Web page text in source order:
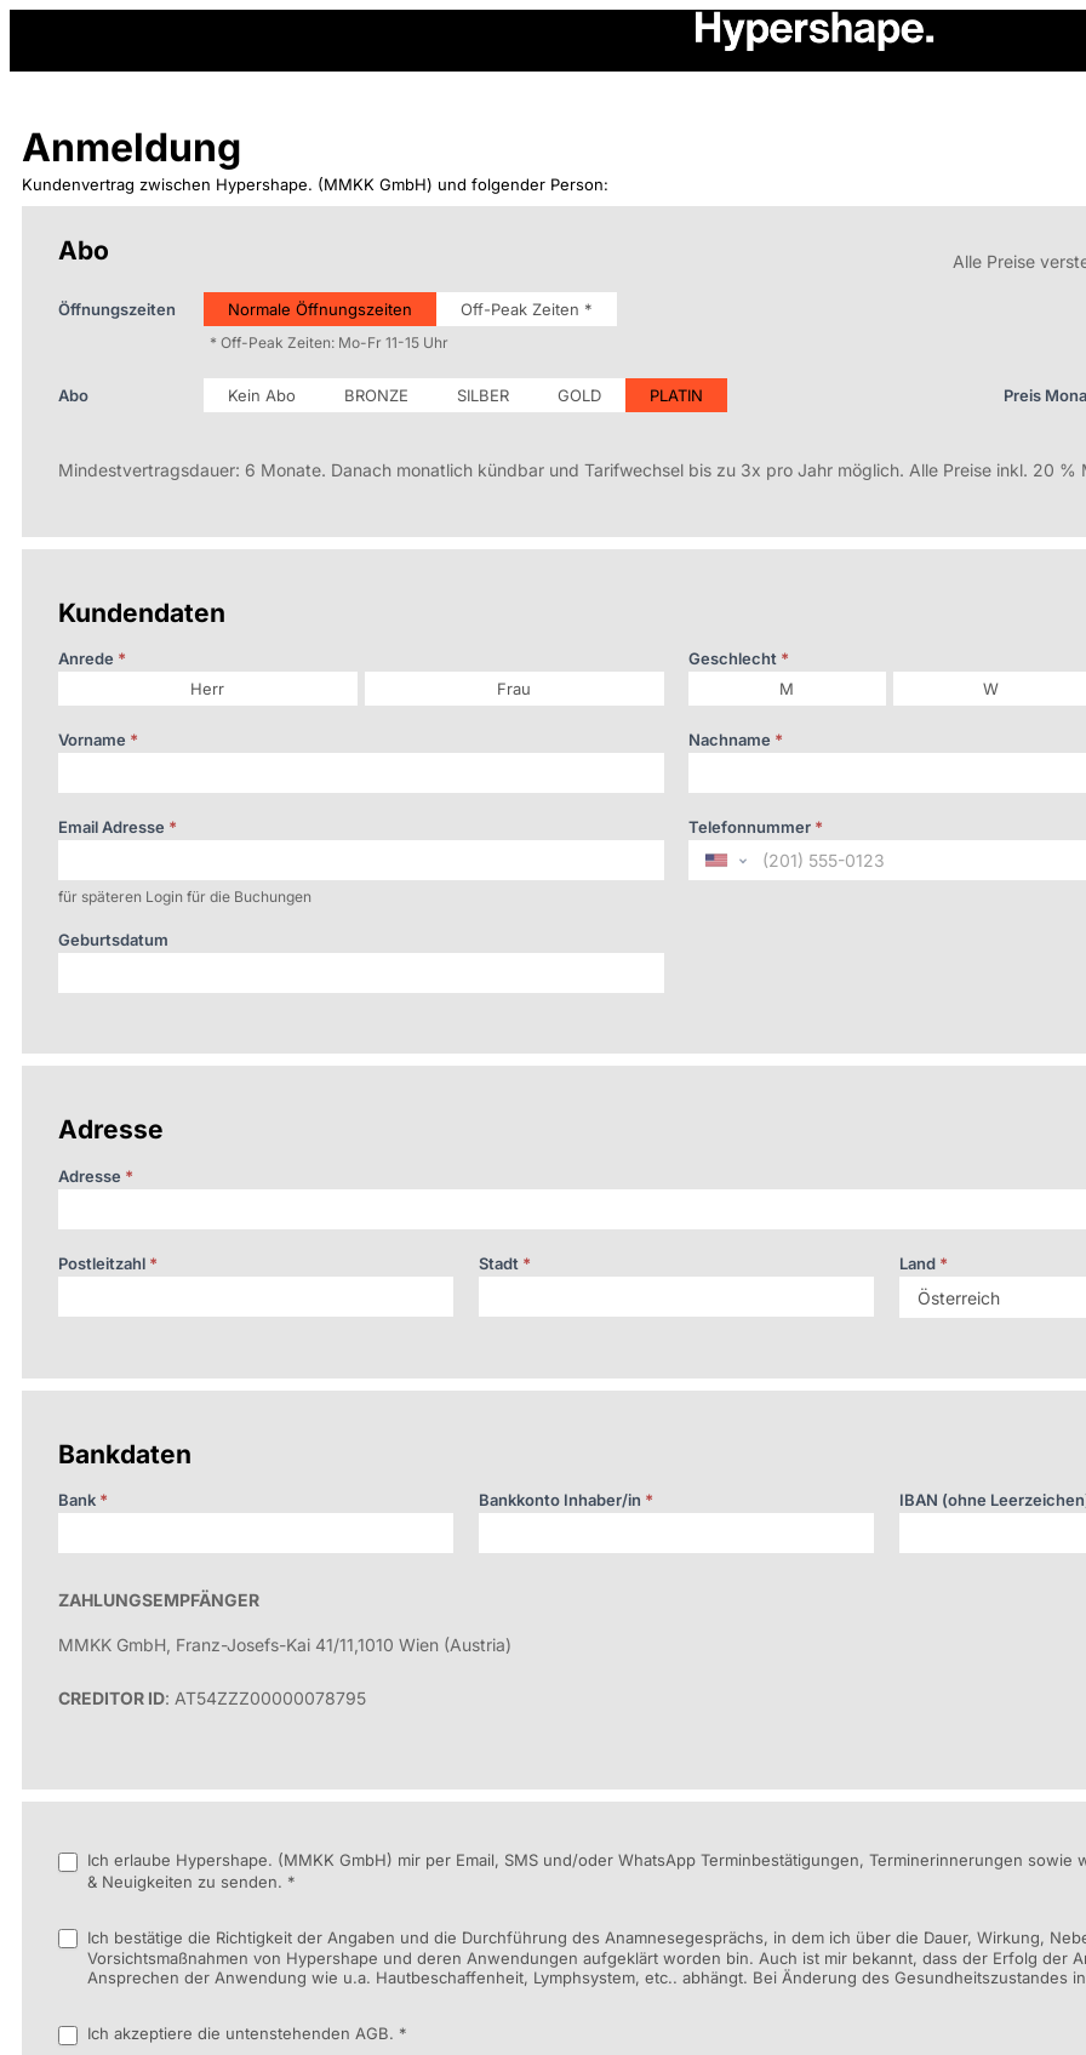
Anmeldung
Kundenvertrag zwischen Hypershape. (MMKK GmbH) und folgender Person:
Registrierung
Abo Alle Preise
Öffnungszeiten Normale Öffnungszeiten Off-Peak Zeiten *
* Off-Peak Zeiten: Mo-Fr 11-15 Uhr
Abo Kein Abo BRONZE SILBER GOLD PLATIN Preis
Mindestvertragsdauer: 6 Monate. Danach monatlich kündbar und Tarifwechsel bis zu 3x pro Jahr möglich. Alle Preise inkl. 20 %
Kundendaten
Anrede *
Herr
Frau
Geschlecht *
M
W
Vorname * Nachname *
Email Adresse *
für späteren Login für die Buchungen
Telefonnummer *
United
States
Geburtsdatum
Adresse
Adresse *
Postleitzahl * Stadt * Land *
Bankdaten
Bank * Bankkonto Inhaber/in * IBAN (ohne
ZAHLUNGSEMPFÄNGER
MMKK GmbH, Franz-Josefs-Kai 41/11,1010 Wien (Austria)
CREDITOR ID: AT54ZZZ00000078795
Ich erlaube Hypershape. (MMKK GmbH) mir per Email, SMS und/oder WhatsApp Terminbestätigungen, Terminerinnerungen sowie
& Neuigkeiten zu senden. *
Ich bestätige die Richtigkeit der Angaben und die Durchführung des Anamnesegesprächs, in dem ich über die Dauer, Wirkung,
Vorsichtsmaßnahmen von Hypershape und deren Anwendungen aufgeklärt worden bin. Auch ist mir bekannt, dass der Erfolg der
Ansprechen der Anwendung wie u.a. Hautbeschaffenheit, Lymphsystem, etc.. abhängt. Bei Änderung des Gesundheitszustandes
Ich akzeptiere die untenstehenden AGB. *
Falls
Du
bist,
Feld